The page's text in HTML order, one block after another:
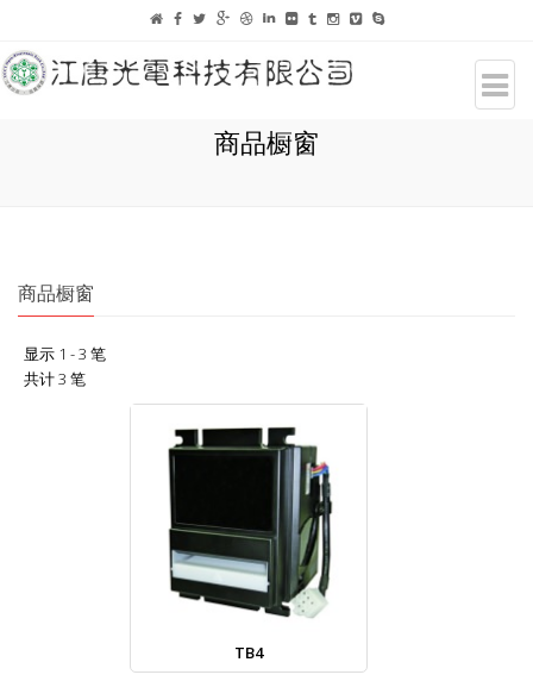
商品橱窗
商品橱窗
显示 1 - 3 笔
共计 3 笔
TB4